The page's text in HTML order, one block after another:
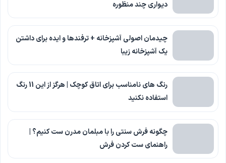
دیواری چند منظوره
چیدمان اصولی آشپزخانه + ترفندها و ایده برای داشتن
یک آشپزخانه زیبا
رنگ های نامناسب برای اتاق کوچک | هرگز از این 11 رنگ
استفاده نکنید
چگونه فرش سنتی را با مبلمان مدرن ست کنیم؟ |
راهنمای ست کردن فرش